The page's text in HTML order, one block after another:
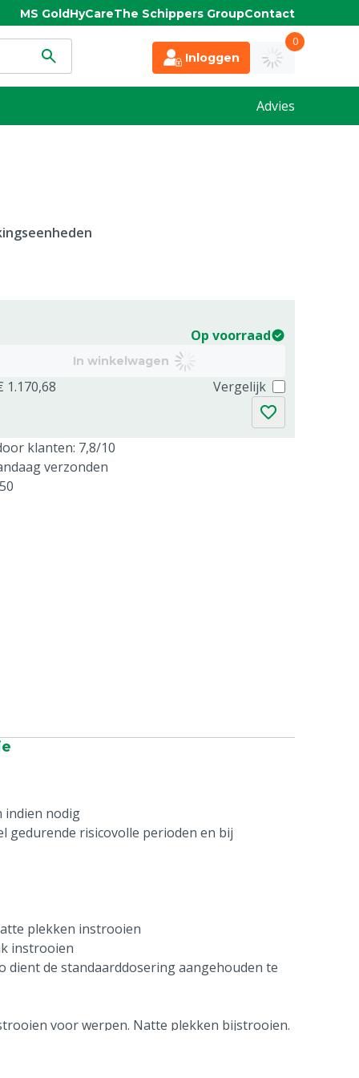
MS GoldHyCareThe Schippers GroupContact
Inloggen
0
Advies
Op voorraad
In winkelwagen
1.170,68 Vergelijk
klanten: 7,8/10
verzonden
indien nodig
gedurende risicovolle perioden en bij
plekken instrooien
instrooien
dient de standaarddosering aangehouden te
voor werpen. Natte plekken bijstrooien.
van dieren